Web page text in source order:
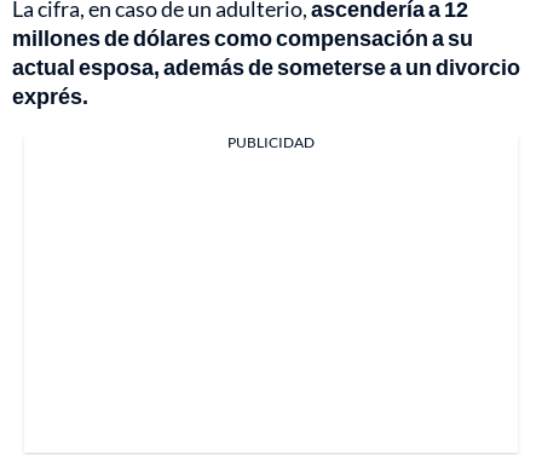
La cifra, en caso de un adulterio,ascendería a 12
millones de dólares como compensación a su
actual esposa, además de someterse a un divorcio
exprés.
PUBLICIDAD